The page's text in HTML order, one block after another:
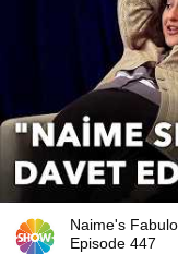
Naime's
Episode 447